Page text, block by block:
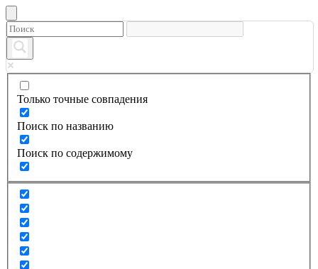
Только точные совпадения
Поиск по названию
Поиск по содержимому